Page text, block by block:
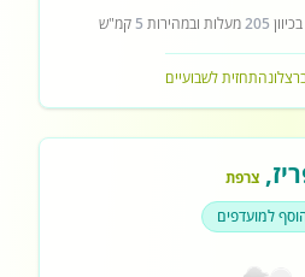
בכיוון 205מעלות ובמהירות 5 קמ"ש
תחזית לשבועיים
,צרפת
למועדפים